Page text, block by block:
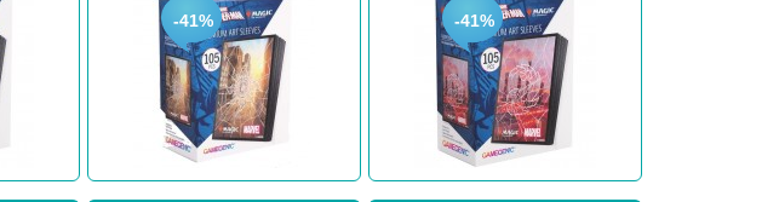
-41% -41%